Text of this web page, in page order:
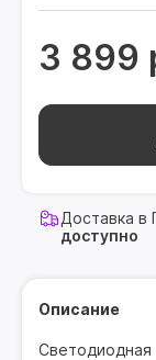
3 899
Доставка в
доступно
Описание
Светодиодная